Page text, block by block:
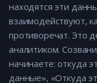
находятся эти
взаимодействуют,
противоречат. Это
аналитиком.
начинаете: откуда
данные», «Откуда